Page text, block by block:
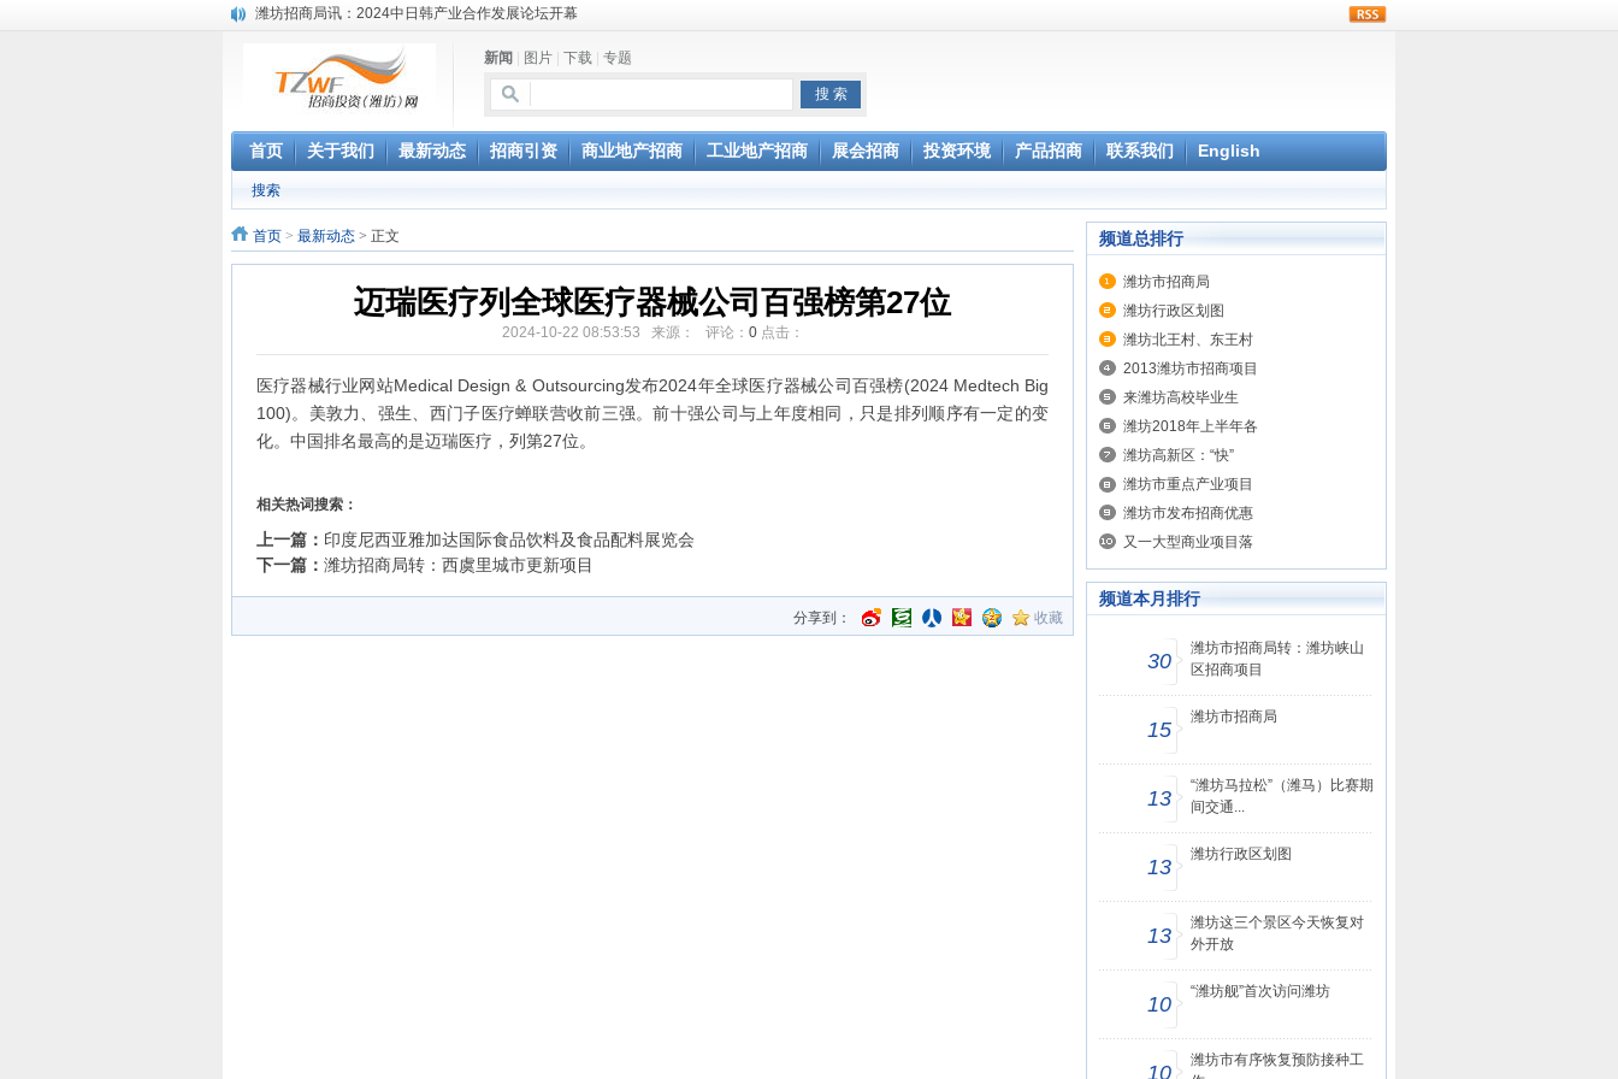
潍坊招商局讯：2024中日韩产业合作发展论坛开幕
潍坊市招商局转：潍坊港入选国家级5G工厂
格润麦尔高端淀粉预混料智能制造项目顺利通过验收
潍坊招商局转：潍坊历史名人--燕肃
香港上市公司投资信息
欢聚潍坊·2024青岛啤酒 畅享节今晚启幕
第三届全球数字贸易博览会在浙江杭州开幕
潍坊市招商局转：高密扑灰年画
新闻 图片 下载 专题
首页 关于我们 最新动态 招商引资 商业地产招商 工业地产招商 展会招商 投资环境 产品招商 联系我们 English
搜索
首页 > 最新动态 > 正文
迈瑞医疗列全球医疗器械公司百强榜第27位
2024-10-22 08:53:53 来源： 评论： 0点击：
医疗器械行业网站Medical Design & Outsourcing发布2024年全球医疗器械公司百强榜(2024 Medtech Big
100)。美敦力、强生、西门子医疗蝉联营收前三强。前十强公司与上年度相同，只是排列顺序有一定的变
化。中国排名最高的是迈瑞医疗，列第27位。
相关热词搜索：
上一篇： 印度尼西亚雅加达国际食品饮料及食品配料展览会
下一篇： 潍坊招商局转：西虞里城市更新项目
分享到： 收藏
频道总排行
潍坊市招商局
潍坊行政区划图
潍坊北王村、东王村
2013潍坊市招商项目
来潍坊高校毕业生
潍坊2018年上半年各
潍坊高新区：“快”
潍坊市重点产业项目
潍坊市发布招商优惠
又一大型商业项目落
频道本月排行
30
潍坊市招商局转：潍坊峡山
区招商项目
15
潍坊市招商局
13
“潍坊马拉松”（潍马）比赛期
间交通...
13
潍坊行政区划图
13
潍坊这三个景区今天恢复对
外开放
10
“潍坊舰”首次访问潍坊
10
潍坊市有序恢复预防接种工